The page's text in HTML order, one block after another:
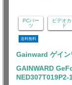
PCパー
ツ
ビデオ
ド
送料無料
Gainward ゲイン
GAINWARD
NED307T019P2-